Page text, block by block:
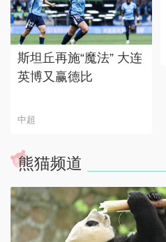
斯坦丘再施“魔法” 大连
英博又赢德比
中超
熊猫频道